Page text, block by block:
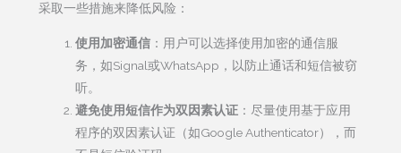
采取一些措施来降低风险：
使用加密通信：用户可以选择使用加密的通信服
务，如Signal或WhatsApp，以防止通话和短信被窃
听。
避免使用短信作为双因素认证：尽量使用基于应用
程序的双因素认证（如Google Authenticator），而